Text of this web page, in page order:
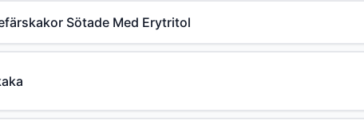
Sötade Med Erytritol